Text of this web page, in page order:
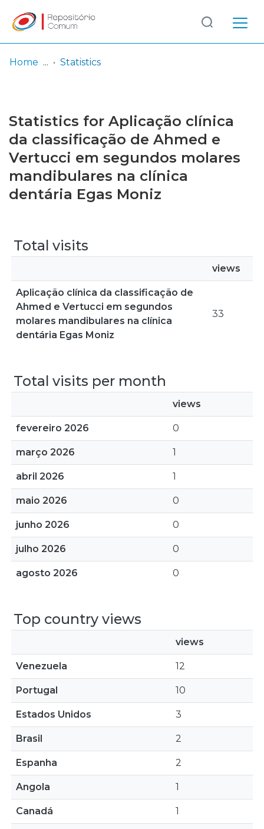
Browse repository
Entities
Log
In
(current)
Home Statistics
Statistics for Aplicação clínica
da classificação de Ahmed e
Vertucci em segundos molares
mandibulares na clínica
dentária Egas Moniz
Total visits
views
Aplicação clínica da classificação de
Ahmed e Vertucci em segundos
molares mandibulares na clínica
dentária Egas Moniz
33
Total visits per month
views
fevereiro 2026 0
março 2026 1
abril 2026 1
maio 2026 0
junho 2026 0
julho 2026 0
agosto 2026 0
Top country views
views
Venezuela 12
Portugal 10
Estados Unidos 3
Brasil 2
Espanha 2
Angola 1
Canadá 1